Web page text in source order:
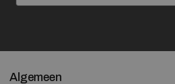
Algemeen